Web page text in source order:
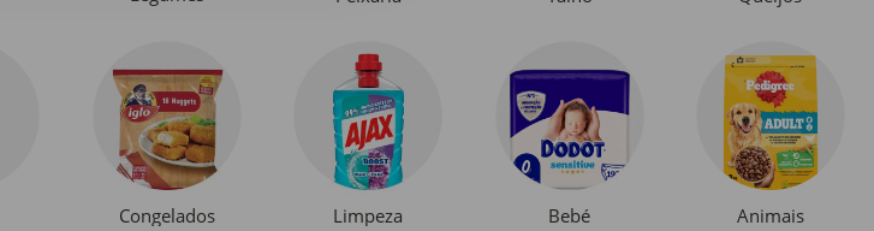
Congelados Limpeza Bebé Animais